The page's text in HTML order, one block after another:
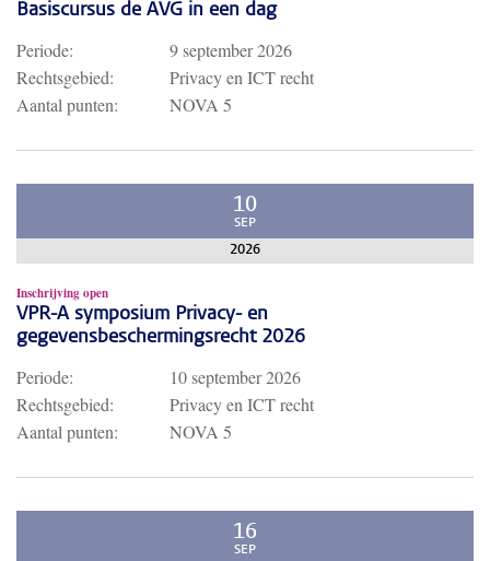
Basiscursus de AVG in een dag
Periode:
9 september 2026
Rechtsgebied:
Privacy en ICT recht
Aantal punten:
NOVA 5
10
SEP
2026
Inschrijving open
VPR-A symposium Privacy- en
gegevensbeschermingsrecht 2026
Periode:
10 september 2026
Rechtsgebied:
Privacy en ICT recht
Aantal punten:
NOVA 5
16
SEP